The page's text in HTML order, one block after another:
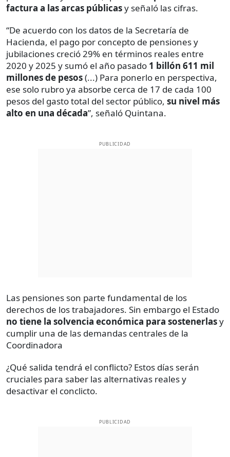
factura a las arcas públicasy señaló las cifras.
“De acuerdo con los datos de la Secretaría de
Hacienda, el pago por concepto de pensiones y
jubilaciones creció 29% en términos reales entre
2020 y 2025 y sumó el año pasado 1 billón 611 mil
millones de pesos(...) Para ponerlo en perspectiva,
ese solo rubro ya absorbe cerca de 17 de cada 100
pesos del gasto total del sector público, su nivel más
alto en una década”, señaló Quintana.
PUBLICIDAD
Las pensiones son parte fundamental de los
derechos de los trabajadores. Sin embargo el Estado
no tiene la solvencia económica para sostenerlasy
cumplir una de las demandas centrales de la
Coordinadora
¿Qué salida tendrá el conflicto? Estos días serán
cruciales para saber las alternativas reales y
desactivar el conclicto.
PUBLICIDAD